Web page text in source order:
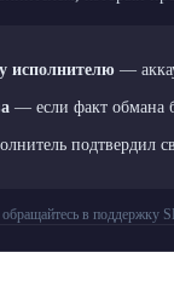
исполнителю —
— если факт обмана
подтвердил
в поддержку